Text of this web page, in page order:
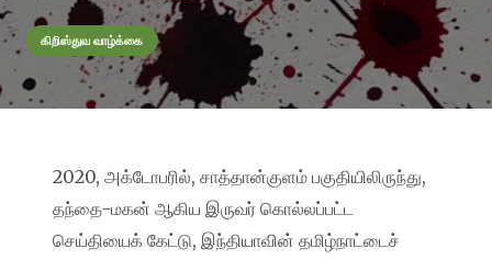
கிறிஸ்துவ வாழ்க்கை
2020, அக்டோபரில், சாத்தான்குளம் பகுதியிலிருந்து,
தந்தை-மகன் ஆகிய இருவர் கொல்லப்பட்ட
செய்தியைக் கேட்டு, இந்தியாவின் தமிழ்நாட்டைச்